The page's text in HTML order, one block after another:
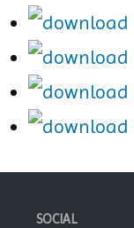
SOCIAL